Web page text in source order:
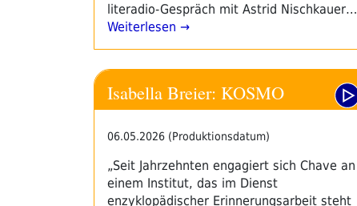
literadio-Gespräch mit Astrid Nischkauer…
Weiterlesen →
Isabella Breier: KOSMO
06.05.2026 (Produktionsdatum)
„Seit Jahrzehnten engagiert sich Chave an
einem Institut, das im Dienst
enzyklopädischer Erinnerungsarbeit steht